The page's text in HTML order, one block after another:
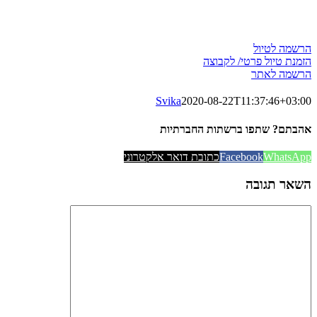
הרשמה לטיול
הזמנת טיול פרטי/ לקבוצה
הרשמה לאתר
Svika2020-08-22T11:37:46+03:00
אהבתם? שתפו ברשתות החברתיות
FacebookWhatsApp כתובת דואר אלקטרוני
השאר תגובה